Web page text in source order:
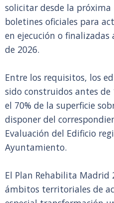
solicitar desde la próxima
boletines oficiales para
en ejecución o
de 2026.
Entre los requisitos, los
sido construidos antes
el 70% de la superficie
disponer del
Evaluación del Edificio
Ayuntamiento.
El Plan Rehabilita Madrid
ámbitos territoriales de